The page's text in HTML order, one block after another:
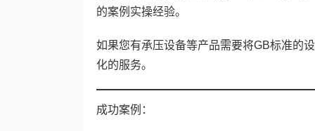
的案例实操经验。
如果您有承压设备等产品需要将GB标准的
化的服务。
成功案例：